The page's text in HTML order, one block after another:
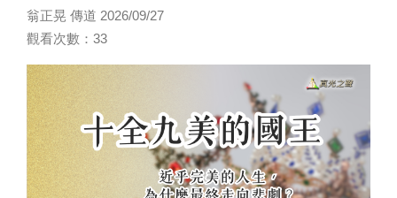
翁正晃 傳道 2026/09/27
觀看次數：33